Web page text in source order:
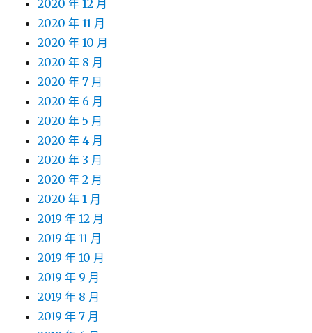
2020 年 12 月
2020 年 11 月
2020 年 10 月
2020 年 8 月
2020 年 7 月
2020 年 6 月
2020 年 5 月
2020 年 4 月
2020 年 3 月
2020 年 2 月
2020 年 1 月
2019 年 12 月
2019 年 11 月
2019 年 10 月
2019 年 9 月
2019 年 8 月
2019 年 7 月